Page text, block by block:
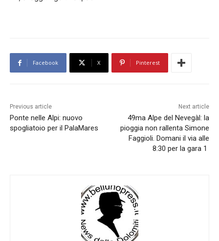
Facebook X Pinterest
Previous article
Ponte nelle Alpi: nuovo
spogliatoio per il PalaMares
Next article
49ma Alpe del Nevegàl: la
pioggia non rallenta Simone
Faggioli. Domani il via alle
8:30 per la gara 1